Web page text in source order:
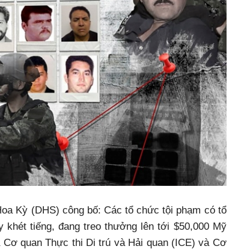
Kỳ (DHS) công bố: Các tổ chức tội phạm có tổ
tiếng, đang treo thưởng lên tới $50,000 Mỹ
quan Thực thi Di trú và Hải quan (ICE) và Cơ